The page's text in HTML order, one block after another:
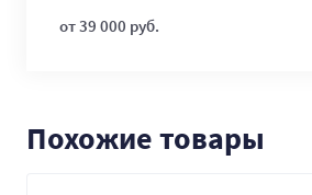
от 39 000 руб.
Похожие товары